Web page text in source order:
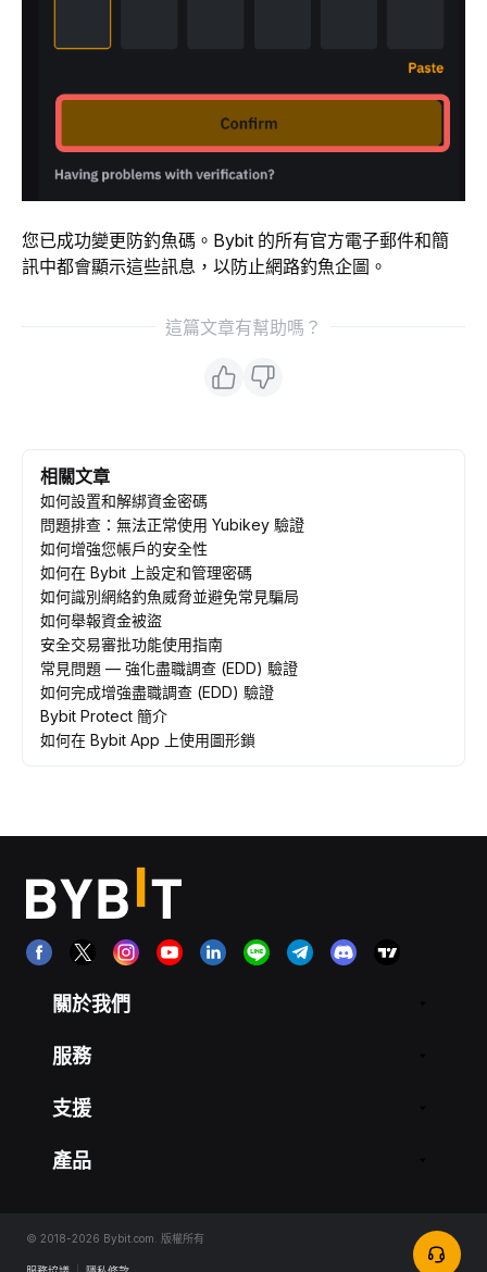
您已成功變更防釣魚碼。 Bybit 的所有官方電子郵件和簡
訊中都會顯示這些訊息，以防止網路釣魚企圖。
這篇文章有幫助嗎？
相關文章
如何設置和解綁資金密碼
問題排查：無法正常使用 Yubikey 驗證
如何增強您帳戶的安全性
如何在 Bybit 上設定和管理密碼
如何識別網絡釣魚威脅並避免常見騙局
如何舉報資金被盜
安全交易審批功能使用指南
常見問題 — 強化盡職調查 (EDD) 驗證
如何完成增強盡職調查 (EDD) 驗證
Bybit Protect 簡介
如何在 Bybit App 上使用圖形鎖
關於我們
服務
支援
產品
© 2018-2026 Bybit.com. 版權所有